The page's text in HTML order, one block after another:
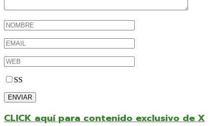
SS
CLICK aquí para contenido exclusivo de X